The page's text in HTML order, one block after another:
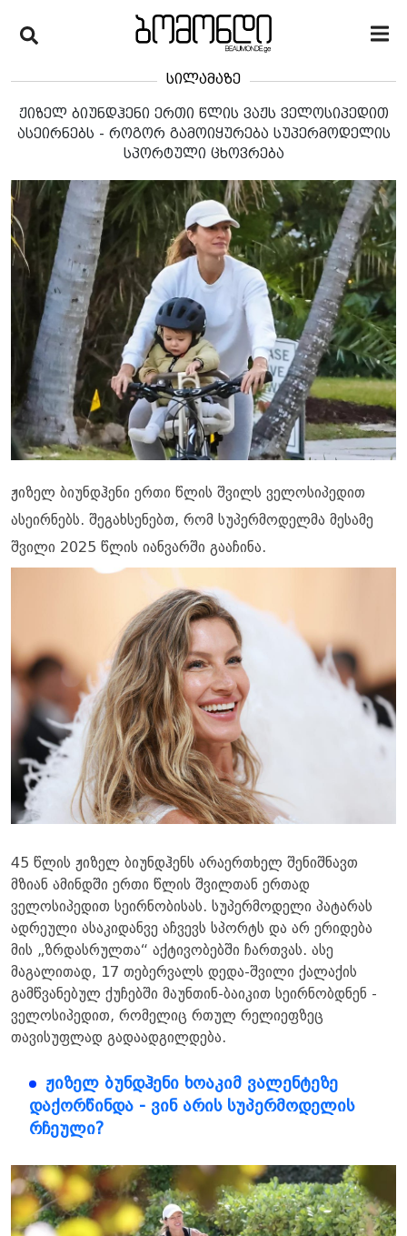
სილამაზე
ჟიზელ ბიუნდჰენი ერთი წლის ვაჟს ველოსიპედით
ასეირნებს - როგორ გამოიყურება სუპერმოდელის
სპორტული ცხოვრება
ჟიზელ ბიუნდჰენი ერთი წლის შვილს ველოსიპედით
ასეირნებს. შეგახსენებთ, რომ სუპერმოდელმა მესამე
შვილი 2025 წლის იანვარში გააჩინა.
45 წლის ჟიზელ ბიუნდჰენს არაერთხელ შენიშნავთ
მზიან ამინდში ერთი წლის შვილთან ერთად
ველოსიპედით სეირნობისას. სუპერმოდელი პატარას
ადრეული ასაკიდანვე აჩვევს სპორტს და არ ერიდება
მის „ზრდასრულთა“ აქტივობებში ჩართვას. ასე
მაგალითად, 17 თებერვალს დედა-შვილი ქალაქის
გამწვანებულ ქუჩებში მაუნთინ-ბაიკით სეირნობდნენ -
ველოსიპედით, რომელიც რთულ რელიეფზეც
თავისუფლად გადაადგილდება.
ჟიზელ ბუნდჰენი ხოაკიმ ვალენტეზე
დაქორწინდა - ვინ არის სუპერმოდელის
რჩეული?